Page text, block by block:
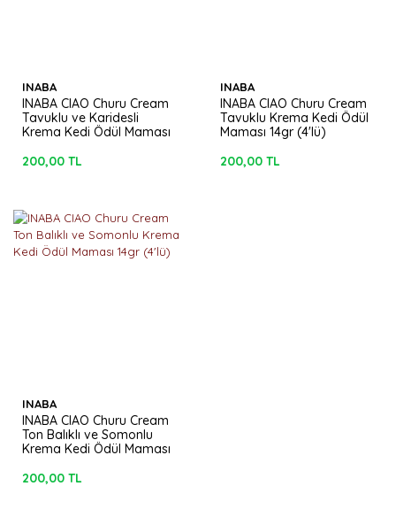
INABA
INABA CIAO Churu Cream
Tavuklu ve Karidesli
Krema Kedi Ödül Maması
200,00 TL
INABA
INABA CIAO Churu Cream
Tavuklu Krema Kedi Ödül
Maması 14gr (4'lü)
200,00 TL
INABA
INABA CIAO Churu Cream
Ton Balıklı ve Somonlu
Krema Kedi Ödül Maması
200,00 TL